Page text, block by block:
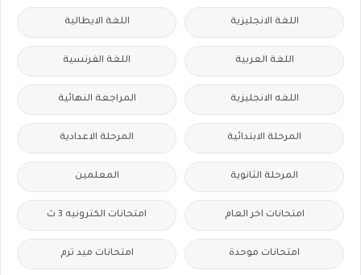
اللغة الانجليزية اللغة الايطالية
اللغة العربية اللغة الفرنسية
اللغه الانجليزية المراجعة النهائية
المرحلة الابتدائية المرحلة الاعدادية
المرحلة الثانوية المعلمين
امتحانات اخر العام امتحانات الكترونيه 3 ث
امتحانات موحدة امتحانات ميد ترم